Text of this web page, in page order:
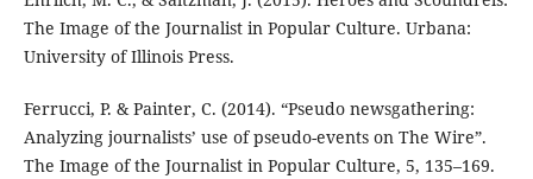
The Image of the Journalist in Popular Culture. Urbana:
University of Illinois Press.
Ferrucci, P. & Painter, C. (2014). “Pseudo newsgathering:
Analyzing journalists’ use of pseudo-events on The Wire”.
The Image of the Journalist in Popular Culture, 5, 135–169.